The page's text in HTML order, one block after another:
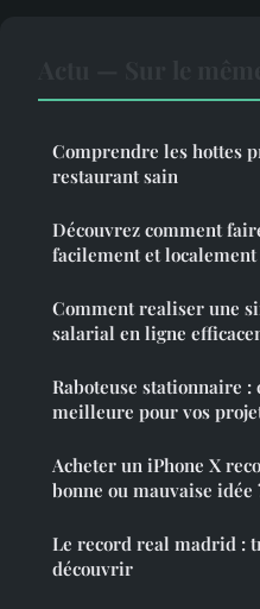
Comprendre les hottes
restaurant sain
Découvrez comment
facilement et localement
Comment realiser une
salarial en ligne
Raboteuse stationnaire
meilleure pour vos
Acheter un iPhone X
bonne ou mauvaise idée
Le record real madrid :
découvrir